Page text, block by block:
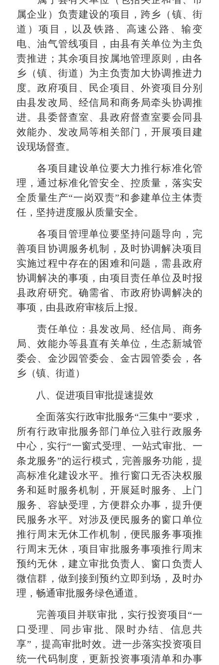
属企业）负责建设的项目，跨乡（镇、街
道）项目，以及铁路、高速公路、输变
电、油气管线项目，由县有关单位为主负
责推进；其余项目按属地管理原则，由各
乡（镇、街道）为主负责加大协调推进力
度。政府项目、民企项目、外资项目分别
由县发改局、经信局和商务局牵头协调推
进。县委督查室、县政府督查室要会同县
效能办、发改局等相关部门，开展项目建
设现场督查。
各项目建设单位要大力推行标准化管
理，通过标准化管安全、控质量，落实安
全质量生产“一岗双责”和参建单位主体责
任，坚持进度服从质量安全。
各项目管理单位要坚持问题导向，完
善项目协调服务机制，及时协调解决项目
实施过程中存在的困难和问题，需县政府
协调解决的事项，由项目责任单位及时报
县政府研究。确需省、市政府协调解决的
事项，由县政府审核后上报。
责任单位：县发改局、经信局、商务
局、效能办等县直有关单位，生态新城管
委会、金沙园管委会、金古园管委会，各
乡（镇、街道）
八、促进项目审批提速提效
全面落实行政审批服务“三集中”要求，
所有行政审批服务部门单位入驻行政服务
中心，实行“一窗式受理、一站式审批、一
条龙服务”的运行模式，完善服务功能，提
高标准化建设水平。推行窗口无否决权服
务和延时服务机制，开展延时服务、上门
服务、容缺受理，方便群众办事，提升便
民服务水平。对涉及便民服务的窗口单位
推行周末无休工作机制，便民服务事项推
行周末无休，项目审批服务事项推行周末
预约无休，建立审批负责人、窗口负责人
微信群，做到接到预约立即到场，及时办
理，畅通审批服务绿色通道。
完善项目并联审批，实行投资项目“一
口受理、同步审批、限时办结、信息共
享”，提高审批时效。进一步落实投资项目
统一代码制度，更新投资事项清单和办事